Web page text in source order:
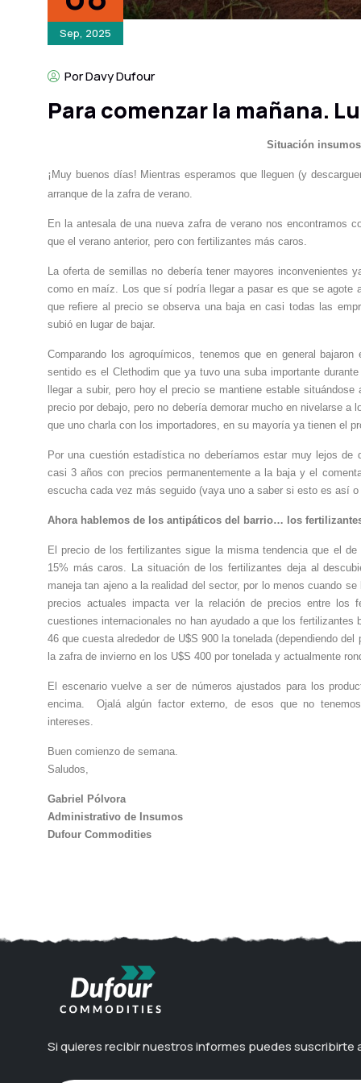
Sep, 2025
Por Davy Dufour
Para comenzar la mañana.
Situación
¡ Muy buenos días! Mientras esperamos que lleguen (y
arranque de la zafra de verano.
En la antesala de una nueva zafra de verano nos encontramos
que el verano anterior, pero con fertilizantes más caros.
La oferta de semillas no debería tener mayores inconvenientes
como en maíz. Los que sí podría llegar a pasar es que se agote
que refiere al precio se observa una baja en casi todas las
subió en lugar de bajar.
Comparando los agroquímicos, tenemos que en general
sentido es el Clethodim que ya tuvo una suba importante
llegar a subir, pero hoy el precio se mantiene estable
precio por debajo, pero no debería demorar mucho en nivelarse
que uno charla con los importadores, en su mayoría ya tienen el
Por una cuestión estadística no deberíamos estar muy lejos
casi 3 años con precios permanentemente a la baja y el
escucha cada vez más seguido (vaya uno a saber si esto es así
Ahora hablemos de los antipáticos del barrio… los
El precio de los fertilizantes sigue la misma tendencia que el
15% más caros. La situación de los fertilizantes deja al
maneja tan ajeno a la realidad del sector, por lo menos cuando
precios actuales impacta ver la relación de precios entre
cuestiones internacionales no han ayudado a que los
46 que cuesta alrededor de U$S 900 la tonelada (dependiendo
la zafra de invierno en los U$S 400 por tonelada y actualmente
El escenario vuelve a ser de números ajustados para los
encima. Ojalá algún factor externo, de esos que no
intereses.
Buen comienzo de semana.
Saludos,
Gabriel
Pólvora
Administrativo de Insumos
Dufour Commodities
Si quieres recibir nuestros informes puedes suscribirte